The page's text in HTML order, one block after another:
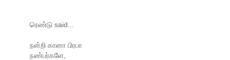
ரெண்டு said...
நன்றி கானா பிரபா
நண்பர்களே,